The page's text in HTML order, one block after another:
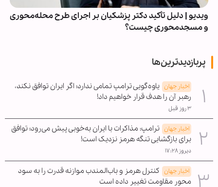
ویدیو | دلیل تأکید دکتر پزشکیان بر اجرای طرح محله‌محوری
و مسجدمحوری چیست؟
پربازدیدترین‌ها
اخبار جهان یاوه‌گویی ترامپ تمامی ندارد؛ اگر ایران توافق نکند،
رهبر آن را هدف قرار خواهیم داد!
۳ روز قبل
اخبار جهان ترامپ: مذاکرات با ایران به‌خوبی پیش می‌رود؛ توافق
برای بازگشایی تنگه هرمز نزدیک است!
دیروز ۱۷:۲۸
اخبار جهان کنترل هرمز و باب‌المندب موازنه قدرت را به سود
محور مقاومت تغییر داده است